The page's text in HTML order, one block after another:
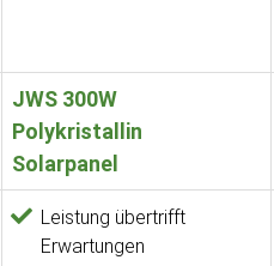
JWS 300W
Polykristallin
Solarpanel
Leistung übertrifft
Erwartungen